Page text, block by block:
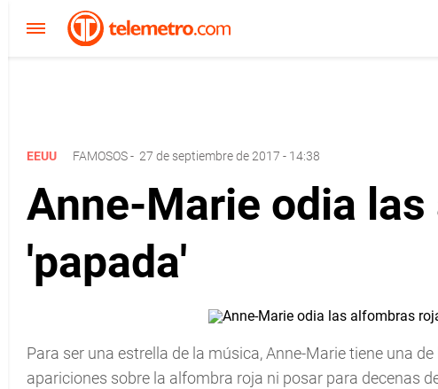
EEUU FAMOSOS- 27 de septiembre de 2017 - 14:38
Anne-Marie odia
'papada'
Para ser una estrella de la música, Anne-Marie tiene una
apariciones sobre la alfombra roja ni posar para decenas